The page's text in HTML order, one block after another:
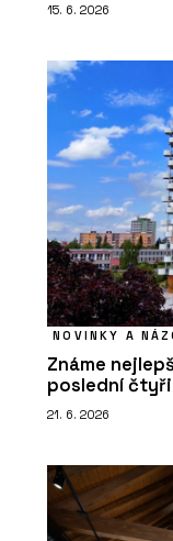
15. 6. 2026
NOVINKY A
Známe
poslední
21. 6. 2026